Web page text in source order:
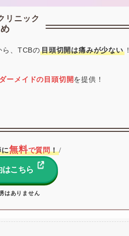
リニック
ら、TCBの目頭切開は痛みが少ない！
ーメイドの目頭切開を提供！
に無料で質問！/
はこちら
はありません